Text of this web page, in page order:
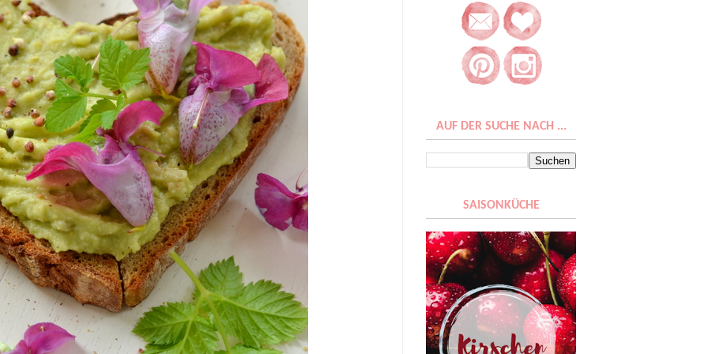
AUF DER SUCHE NACH ...
SAISONKÜCHE